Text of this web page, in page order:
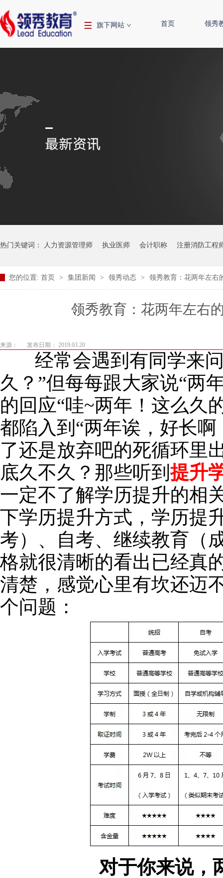
旗下网站 首页 领秀
热门关键词： 人力资源管理师 执业医师 会计职称 注册消防工程
您的位置: 首页 > 集团新闻 > 领秀动态 > 领秀教育：花两年左右
领秀教育：花两年左右
来源： 发布日期： 2019.03.20
经常会遇到有同学来
久？”但每每跟大家说“两
的回应“哇~两年！这么久
都陷入到“两年诶，好长
了还是放弃吧的死循环里
底久不久？那些听到提升
一定不了解学历提升的相
下学历提升方式，学历提
考）、自考、继续教育（
格就很清晰的看出已经真
清楚，感觉心里有坎还迈
个问题：
对于你来说，